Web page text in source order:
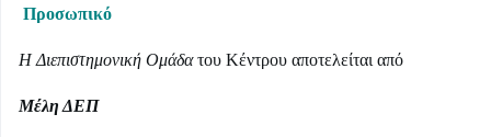
Προσωπικό
Η Διεπιστημονική Ομάδατου Κέντρου αποτελείται από
Μέλη ΔΕΠ